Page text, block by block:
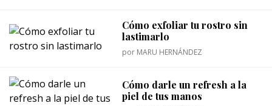
Cómo exfoliar tu rostro sin
lastimarlo
por MARU HERNÁNDEZ
Cómo darle un refresh a la
piel de tus manos